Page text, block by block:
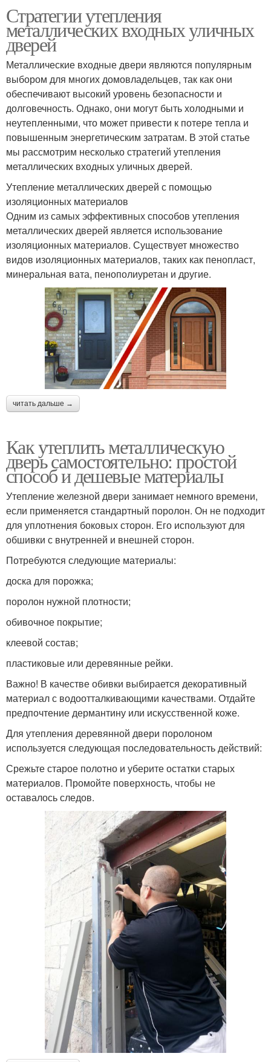
Стратегии утепления
металлических входных уличных
дверей
Металлические входные двери являются популярным
выбором для многих домовладельцев, так как они
обеспечивают высокий уровень безопасности и
долговечность. Однако, они могут быть холодными и
неутепленными, что может привести к потере тепла и
повышенным энергетическим затратам. В этой статье
мы рассмотрим несколько стратегий утепления
металлических входных уличных дверей.
Утепление металлических дверей с помощью
изоляционных материалов
Одним из самых эффективных способов утепления
металлических дверей является использование
изоляционных материалов. Существует множество
видов изоляционных материалов, таких как пенопласт,
минеральная вата, пенополиуретан и другие.
читать дальше →
Как утеплить металлическую
дверь самостоятельно: простой
способ и дешевые материалы
Утепление железной двери занимает немного времени,
если применяется стандартный поролон. Он не подходит
для уплотнения боковых сторон. Его используют для
обшивки с внутренней и внешней сторон.
Потребуются следующие материалы:
доска для порожка;
поролон нужной плотности;
обивочное покрытие;
клеевой состав;
пластиковые или деревянные рейки.
Важно! В качестве обивки выбирается декоративный
материал с водоотталкивающими качествами. Отдайте
предпочтение дермантину или искусственной коже.
Для утепления деревянной двери поролоном
используется следующая последовательность действий:
Срежьте старое полотно и уберите остатки старых
материалов. Промойте поверхность, чтобы не
оставалось следов.